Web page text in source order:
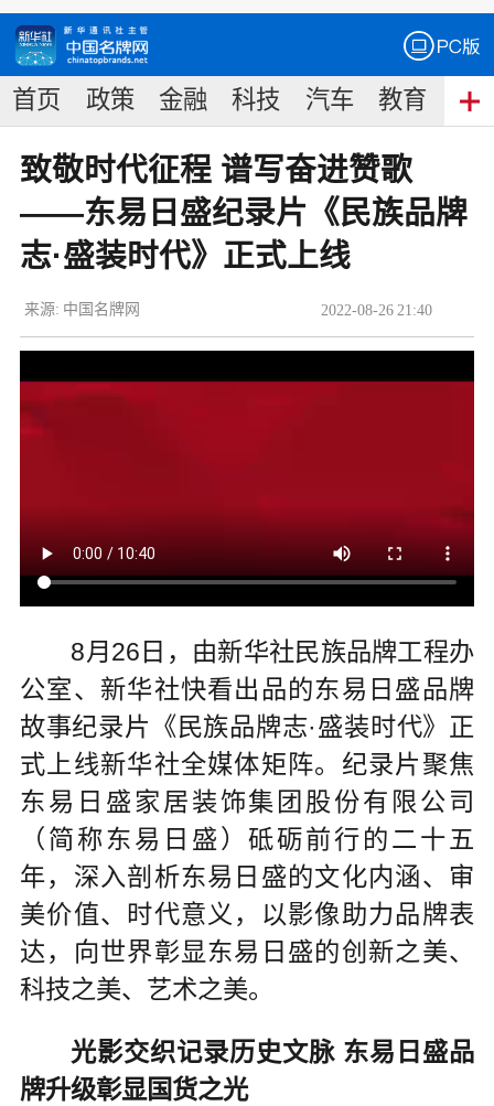
首页 政策 金融 科技 汽车 教育 食
致敬时代征程 谱写奋进赞歌
——东易日盛纪录片《民族品牌
志·盛装时代》正式上线
2022-08-26 21:40
来源: 中国名牌网
8月26日，由新华社民族品牌工程办
公室、新华社快看出品的东易日盛品牌
故事纪录片《民族品牌志·盛装时代》正
式上线新华社全媒体矩阵。纪录片聚焦
东易日盛家居装饰集团股份有限公司
（简称东易日盛）砥砺前行的二十五
年，深入剖析东易日盛的文化内涵、审
美价值、时代意义，以影像助力品牌表
达，向世界彰显东易日盛的创新之美、
科技之美、艺术之美。
光影交织记录历史文脉 东易日盛品
牌升级彰显国货之光